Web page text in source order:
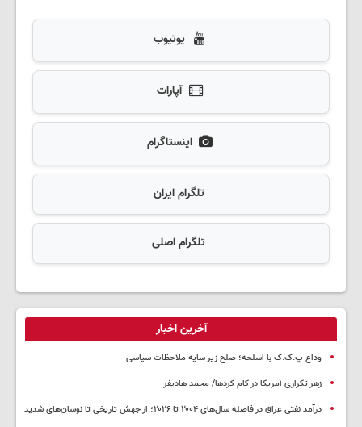
یوتیوب
آپارات
اینستاگرام
تلگرام ایران
تلگرام اصلی
آخرین اخبار
وداع پ.ک.ک با اسلحه؛ صلح زیر سایه ملاحظات سیاسی
زهر تکراری آمریکا در کام کردها/ محمد هادیفر
درآمد نفتی عراق در فاصله سال‌های ۲۰۰۴ تا ۲۰۲۶؛ از جهش تاریخی تا نوسان‌های شدید